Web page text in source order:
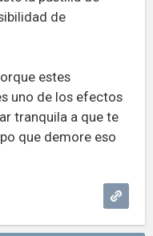
de
estes
uno de los efectos
tranquila a que te
que demore eso